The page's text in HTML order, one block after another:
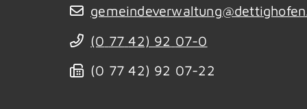
(0 77 42) 92 07-0
(0 77 42) 92 07-22